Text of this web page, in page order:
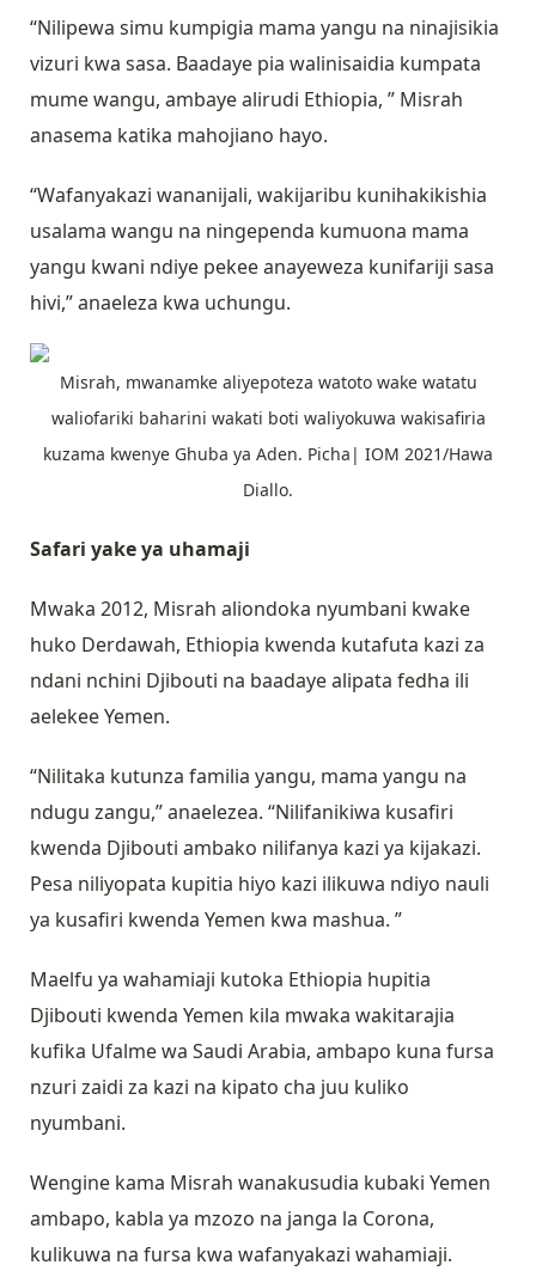
“Nilipewa simu kumpigia mama yangu na ninajisikia
vizuri kwa sasa. Baadaye pia walinisaidia kumpata
mume wangu, ambaye alirudi Ethiopia, ” Misrah
anasema katika mahojiano hayo.
“Wafanyakazi wananijali, wakijaribu kunihakikishia
usalama wangu na ningependa kumuona mama
yangu kwani ndiye pekee anayeweza kunifariji sasa
hivi,” anaeleza kwa uchungu.
Misrah, mwanamke aliyepoteza watoto wake watatu
waliofariki baharini wakati boti waliyokuwa wakisafiria
kuzama kwenye Ghuba ya Aden. Picha| IOM 2021/Hawa
Diallo.
Safari yake ya uhamaji
Mwaka 2012, Misrah aliondoka nyumbani kwake
huko Derdawah, Ethiopia kwenda kutafuta kazi za
ndani nchini Djibouti na baadaye alipata fedha ili
aelekee Yemen.
“Nilitaka kutunza familia yangu, mama yangu na
ndugu zangu,” anaelezea. “Nilifanikiwa kusafiri
kwenda Djibouti ambako nilifanya kazi ya kijakazi.
Pesa niliyopata kupitia hiyo kazi ilikuwa ndiyo nauli
ya kusafiri kwenda Yemen kwa mashua. ”
Maelfu ya wahamiaji kutoka Ethiopia hupitia
Djibouti kwenda Yemen kila mwaka wakitarajia
kufika Ufalme wa Saudi Arabia, ambapo kuna fursa
nzuri zaidi za kazi na kipato cha juu kuliko
nyumbani.
Wengine kama Misrah wanakusudia kubaki Yemen
ambapo, kabla ya mzozo na janga la Corona,
kulikuwa na fursa kwa wafanyakazi wahamiaji.